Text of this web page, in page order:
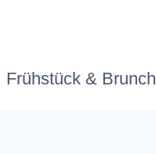
Frühstück & Brunch